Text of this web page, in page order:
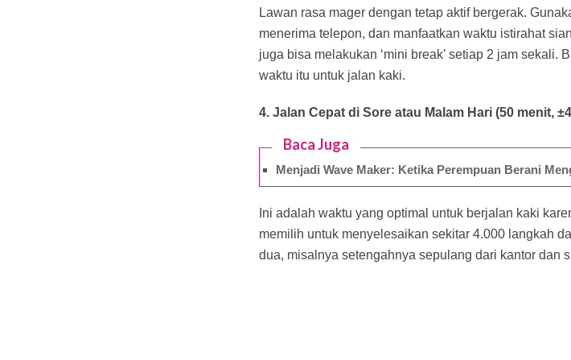
Lawan rasa mager dengan tetap aktif bergerak.
menerima telepon, dan manfaatkan waktu istirahat
juga bisa melakukan ‘mini break’ setiap 2 jam sekali.
waktu itu untuk jalan kaki.
4. Jalan Cepat di Sore atau Malam Hari (50 menit,
Baca Juga
Menjadi Wave Maker: Ketika Perempuan Berani
Ini adalah waktu yang optimal untuk berjalan kaki
memilih untuk menyelesaikan sekitar 4.000 langkah
dua, misalnya setengahnya sepulang dari kantor dan